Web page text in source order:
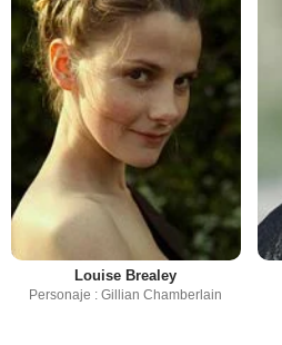
Louise Brealey
Personaje : Gillian Chamberlain